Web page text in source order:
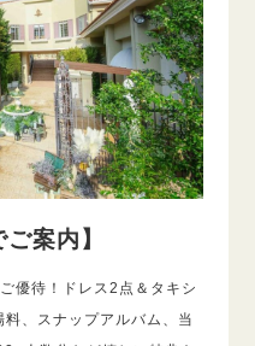
案内】
優待！ドレス2点＆タキシ
、スナップアルバム、当